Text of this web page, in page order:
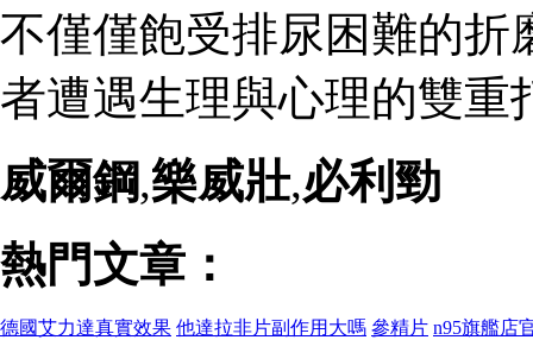
不僅僅飽受排尿困難的折
者遭遇生理與心理的雙重
威爾鋼,樂威壯,必利勁
熱門文章：
德國艾力達真實效果 他達拉非片副作用大嗎 參精片 n95旗艦店